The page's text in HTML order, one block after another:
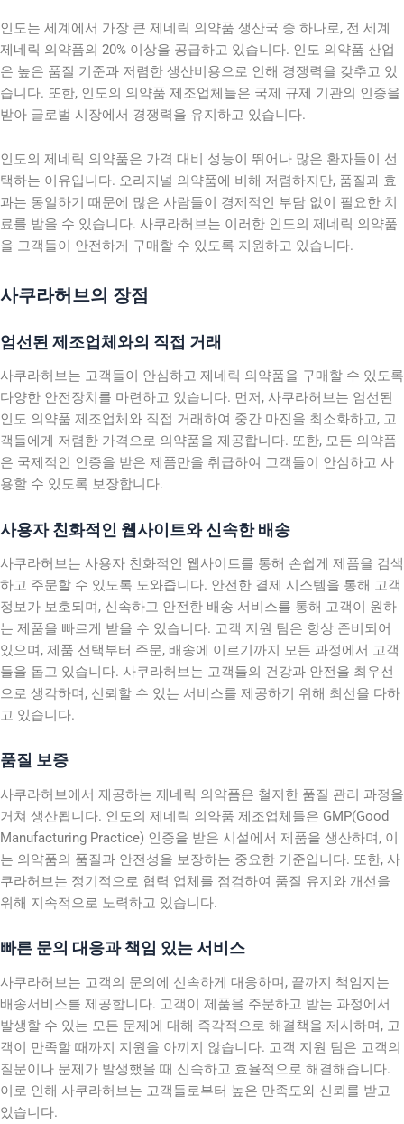
인도는 세계에서 가장 큰 제네릭 의약품 생산국 중 하나로, 전 세계
제네릭 의약품의 20% 이상을 공급하고 있습니다. 인도 의약품 산업
은 높은 품질 기준과 저렴한 생산비용으로 인해 경쟁력을 갖추고 있
습니다. 또한, 인도의 의약품 제조업체들은 국제 규제 기관의 인증을
받아 글로벌 시장에서 경쟁력을 유지하고 있습니다.
인도의 제네릭 의약품은 가격 대비 성능이 뛰어나 많은 환자들이 선
택하는 이유입니다. 오리지널 의약품에 비해 저렴하지만, 품질과 효
과는 동일하기 때문에 많은 사람들이 경제적인 부담 없이 필요한 치
료를 받을 수 있습니다. 사쿠라허브는 이러한 인도의 제네릭 의약품
을 고객들이 안전하게 구매할 수 있도록 지원하고 있습니다.
사쿠라허브의 장점
엄선된 제조업체와의 직접 거래
사쿠라허브는 고객들이 안심하고 제네릭 의약품을 구매할 수 있도록
다양한 안전장치를 마련하고 있습니다. 먼저, 사쿠라허브는 엄선된
인도 의약품 제조업체와 직접 거래하여 중간 마진을 최소화하고, 고
객들에게 저렴한 가격으로 의약품을 제공합니다. 또한, 모든 의약품
은 국제적인 인증을 받은 제품만을 취급하여 고객들이 안심하고 사
용할 수 있도록 보장합니다.
사용자 친화적인 웹사이트와 신속한 배송
사쿠라허브는 사용자 친화적인 웹사이트를 통해 손쉽게 제품을 검색
하고 주문할 수 있도록 도와줍니다. 안전한 결제 시스템을 통해 고객
정보가 보호되며, 신속하고 안전한 배송 서비스를 통해 고객이 원하
는 제품을 빠르게 받을 수 있습니다. 고객 지원 팀은 항상 준비되어
있으며, 제품 선택부터 주문, 배송에 이르기까지 모든 과정에서 고객
들을 돕고 있습니다. 사쿠라허브는 고객들의 건강과 안전을 최우선
으로 생각하며, 신뢰할 수 있는 서비스를 제공하기 위해 최선을 다하
고 있습니다.
품질 보증
사쿠라허브에서 제공하는 제네릭 의약품은 철저한 품질 관리 과정을
거쳐 생산됩니다. 인도의 제네릭 의약품 제조업체들은 GMP(Good
Manufacturing Practice) 인증을 받은 시설에서 제품을 생산하며, 이
는 의약품의 품질과 안전성을 보장하는 중요한 기준입니다. 또한, 사
쿠라허브는 정기적으로 협력 업체를 점검하여 품질 유지와 개선을
위해 지속적으로 노력하고 있습니다.
빠른 문의 대응과 책임 있는 서비스
사쿠라허브는 고객의 문의에 신속하게 대응하며, 끝까지 책임지는
배송서비스를 제공합니다. 고객이 제품을 주문하고 받는 과정에서
발생할 수 있는 모든 문제에 대해 즉각적으로 해결책을 제시하며, 고
객이 만족할 때까지 지원을 아끼지 않습니다. 고객 지원 팀은 고객의
질문이나 문제가 발생했을 때 신속하고 효율적으로 해결해줍니다.
이로 인해 사쿠라허브는 고객들로부터 높은 만족도와 신뢰를 받고
있습니다.